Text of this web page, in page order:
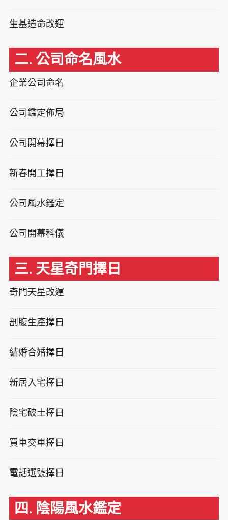
生基造命改運
二. 公司命名風水
企業公司命名
公司鑑定佈局
公司開幕擇日
新春開工擇日
公司風水鑑定
公司開幕科儀
三. 天星奇門擇日
奇門天星改運
剖腹生產擇日
結婚合婚擇日
新居入宅擇日
陰宅破土擇日
買車交車擇日
電話選號擇日
四. 陰陽風水鑑定